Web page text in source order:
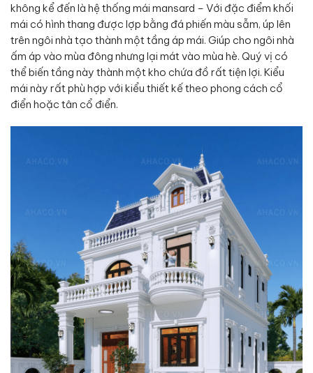
không kể đến là hệ thống mái mansard – Với đặc điểm khối
mái có hình thang được lợp bằng đá phiến màu sẫm, úp lên
trên ngôi nhà tạo thành một tầng áp mái. Giúp cho ngôi nhà
ấm áp vào mùa đông nhưng lại mát vào mùa hè. Quý vị có
thể biến tầng này thành một kho chứa đồ rất tiện lợi. Kiểu
mái này rất phù hợp với kiểu thiết kế theo phong cách cổ
điển hoặc tân cổ điển.